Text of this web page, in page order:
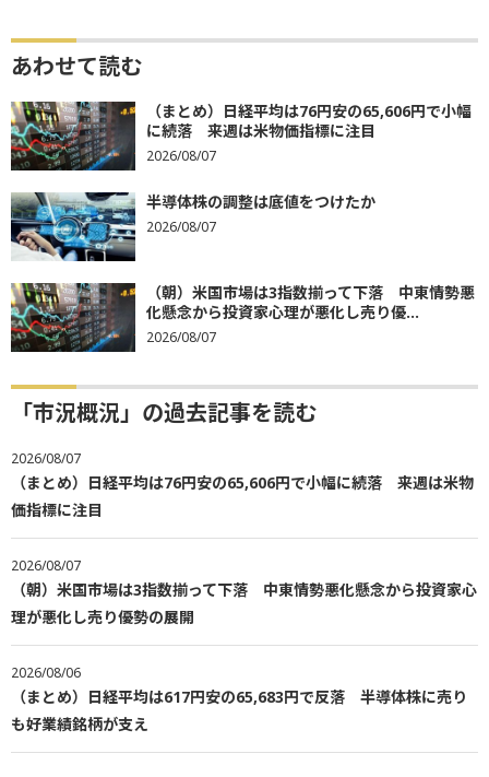
あわせて読む
（まとめ）日経平均は76円安の65,606円で小幅
に続落 来週は米物価指標に注目
2026/08/07
半導体株の調整は底値をつけたか
2026/08/07
（朝）米国市場は3指数揃って下落 中東情勢悪
化懸念から投資家心理が悪化し売り優...
2026/08/07
「市況概況」の過去記事を読む
2026/08/07
（まとめ）日経平均は76円安の65,606円で小幅に続落 来週は米物
価指標に注目
2026/08/07
（朝）米国市場は3指数揃って下落 中東情勢悪化懸念から投資家心
理が悪化し売り優勢の展開
2026/08/06
（まとめ）日経平均は617円安の65,683円で反落 半導体株に売り
も好業績銘柄が支え